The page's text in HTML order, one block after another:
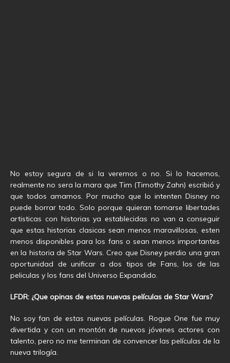
No estoy segura de si la veremos o no. Si lo hacemos,
realmente no sera la mara que Tim (Timothy Zahn) escribió y
que todos amamos. Por mucho que lo intenten Disney no
puede borrar todo. Solo porque quieran tomarse libertades
artisticas con historias ya establecidas no van a conseguir
que estas historias clasicas sean menos maravillosas, esten
menos disponibles para los fans o sean menos importantes
en la historia de Star Wars. Creo que Disney perdio una gran
oportunidad de unificar a dos tipos de Fans, los de las
peliculas y los fans del Universo Expandido.
LFDR: ¿Que opinas de estas nuevas películas de Star Wars?
No soy fan de estas nuevas películas. Rogue One fue muy
divertida y con un montón de nuevos jóvenes actores con
talento, pero no me terminan de convencer las películas de la
nueva trilogía.